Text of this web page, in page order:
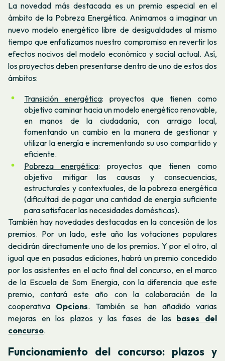
La novedad más destacada es un premio especial en el
ámbito de la Pobreza Energética. Animamos a imaginar un
nuevo modelo energético libre de desigualdades al mismo
tiempo que enfatizamos nuestro compromiso en revertir los
efectos nocivos del modelo económico y social actual. Así,
los proyectos deben presentarse dentro de uno de estos dos
ámbitos:
Transición energética: proyectos que tienen como
objetivo caminar hacia un modelo energético renovable,
en manos de la ciudadanía, con arraigo local,
fomentando un cambio en la manera de gestionar y
utilizar la energía e incrementando su uso compartido y
eficiente.
Pobreza energética: proyectos que tienen como
objetivo mitigar las causas y consecuencias,
estructurales y contextuales, de la pobreza energética
(dificultad de pagar una cantidad de energía suficiente
para satisfacer las necesidades domésticas).
También hay novedades destacadas en la concesión de los
premios. Por un lado, este año las votaciones populares
decidirán directamente uno de los premios. Y por el otro, al
igual que en pasadas ediciones, habrá un premio concedido
por los asistentes en el acto final del concurso, en el marco
de la Escuela de Som Energia, con la diferencia que este
premio, contará este año con la colaboración de la
cooperativa Opcions. También se han añadido varias
mejoras en los plazos y las fases de las bases del
concurso.
Funcionamiento del concurso: plazos y